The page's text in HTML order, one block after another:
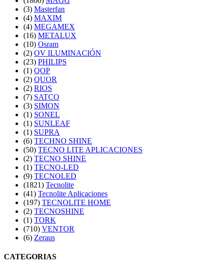
(3) Masterfan
(4) MAXIM
(4) MEGAMEX
(16) METALUX
(10) Osram
(2) OV ILUMINACIÓN
(23) PHILIPS
(1) QOP
(2) QUOR
(2) RIOS
(7) SATCO
(3) SIMON
(1) SONEL
(1) SUNLEAF
(1) SUPRA
(6) TECHNO SHINE
(50) TECNO LITE APLICACIONES
(2) TECNO SHINE
(1) TECNO-LED
(9) TECNOLED
(1821) Tecnolite
(41) Tecnolite Aplicaciones
(197) TECNOLITE HOME
(2) TECNOSHINE
(1) TORK
(710) VENTOR
(6) Zeraus
CATEGORIAS